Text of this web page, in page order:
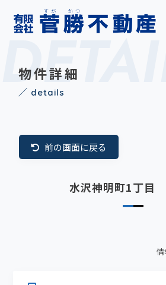
物件詳細
／ details
前の画面に戻る
水沢神明町1丁目
情